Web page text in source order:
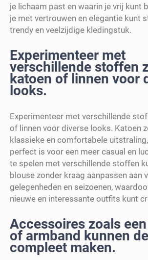
je lichaam past en waarin je vrij kunt
je met vertrouwen en elegantie kunt
trendy en veelzijdige kledingstuk.
Experimenteer met
verschillende stoffen
katoen of linnen voor
looks.
Experimenteer met verschillende
of linnen voor diverse looks. Katoen
klassieke en comfortabele
perfect is voor een meer casual en
te spelen met verschillende stoffen
blouse zonder kraag aanpassen aan
gelegenheden en seizoenen,
nieuwe en interessante outfits kunt
Accessoires zoals
of armband kunnen
compleet maken.